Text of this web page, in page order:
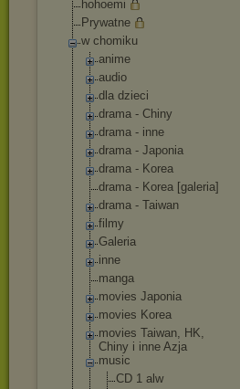
hohoemi
Prywatne
w chomiku
anime
audio
dla dzieci
drama - Chiny
drama - inne
drama - Japonia
drama - Korea
drama - Korea [galeria]
drama - Taiwan
filmy
Galeria
inne
manga
movies Japonia
movies Korea
movies Taiwan, HK,
Chiny i inne Azja
music
CD 1 alw